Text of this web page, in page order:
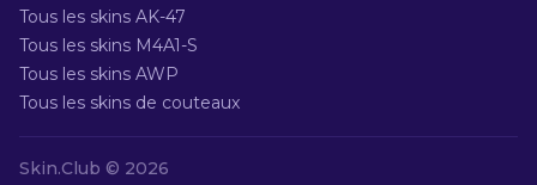
Tous les skins AK-47
Tous les skins M4A1-S
Tous les skins AWP
Tous les skins de couteaux
Skin.Club © 2026